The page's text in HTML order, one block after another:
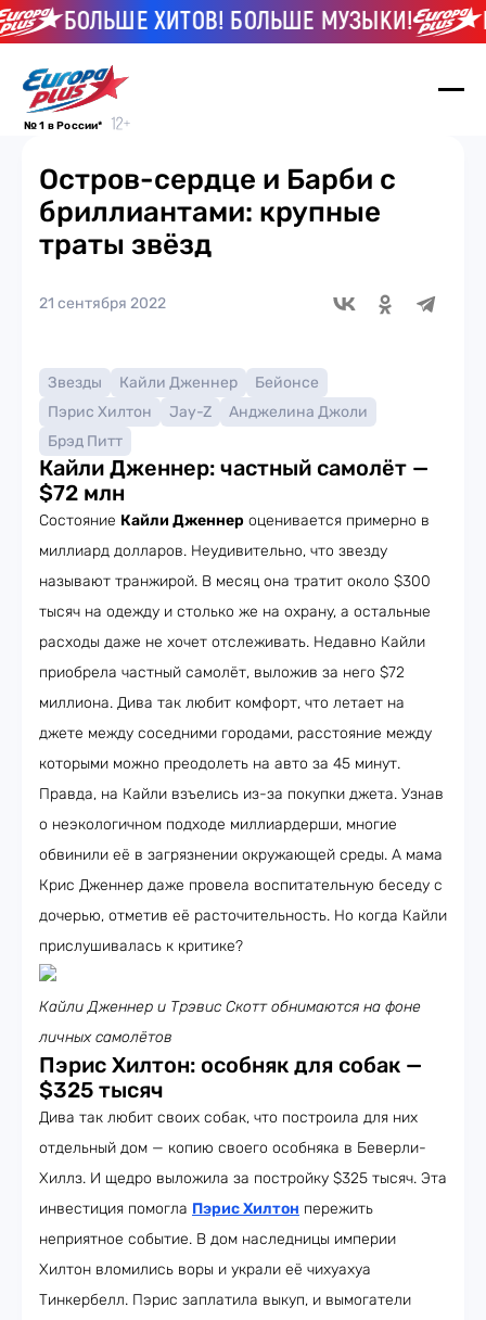
БОЛЬШЕ ХИТОВ! БОЛЬШЕ МУЗЫКИ!
№ 1 в России*
Остров-сердце и Барби с
бриллиантами: крупные
траты звёзд
21 сентября 2022
Звезды Кайли Дженнер
Бейонсе
Пэрис Хилтон
Jay-Z
Анджелина Джоли
Брэд Питт
Кайли Дженнер: частный самолёт —
$72 млн
Состояние Кайли Дженнер оценивается примерно в
миллиард долларов. Неудивительно, что звезду
называют транжирой. В месяц она тратит около $300
тысяч на одежду и столько же на охрану, а остальные
расходы даже не хочет отслеживать. Недавно Кайли
приобрела частный самолёт, выложив за него $72
миллиона. Дива так любит комфорт, что летает на
джете между соседними городами, расстояние между
которыми можно преодолеть на авто за 45 минут.
Правда, на Кайли взъелись из-за покупки джета. Узнав
о неэкологичном подходе миллиардерши, многие
обвинили её в загрязнении окружающей среды. А мама
Крис Дженнер даже провела воспитательную беседу с
дочерью, отметив её расточительность. Но когда Кайли
прислушивалась к критике?
Кайли Дженнер и Трэвис Скотт обнимаются на фоне
личных самолётов
Пэрис Хилтон: особняк для собак —
$325 тысяч
Дива так любит своих собак, что построила для них
отдельный дом — копию своего особняка в Беверли-
Хиллз. И щедро выложила за постройку $325 тысяч. Эта
инвестиция помогла Пэрис Хилтон пережить
неприятное событие. В дом наследницы империи
Хилтон вломились воры и украли её чихуахуа
Тинкербелл. Пэрис заплатила выкуп, и вымогатели